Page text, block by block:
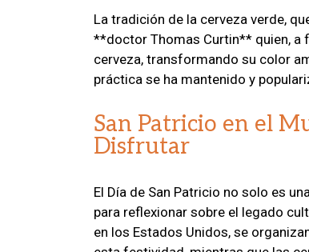
La tradición de la cerveza verde,
**doctor Thomas Curtin** quien, a
cerveza, transformando su color
práctica se ha mantenido y
San Patricio en el
Disfrutar
El Día de San Patricio no solo es
para reflexionar sobre el legado
en los Estados Unidos, se